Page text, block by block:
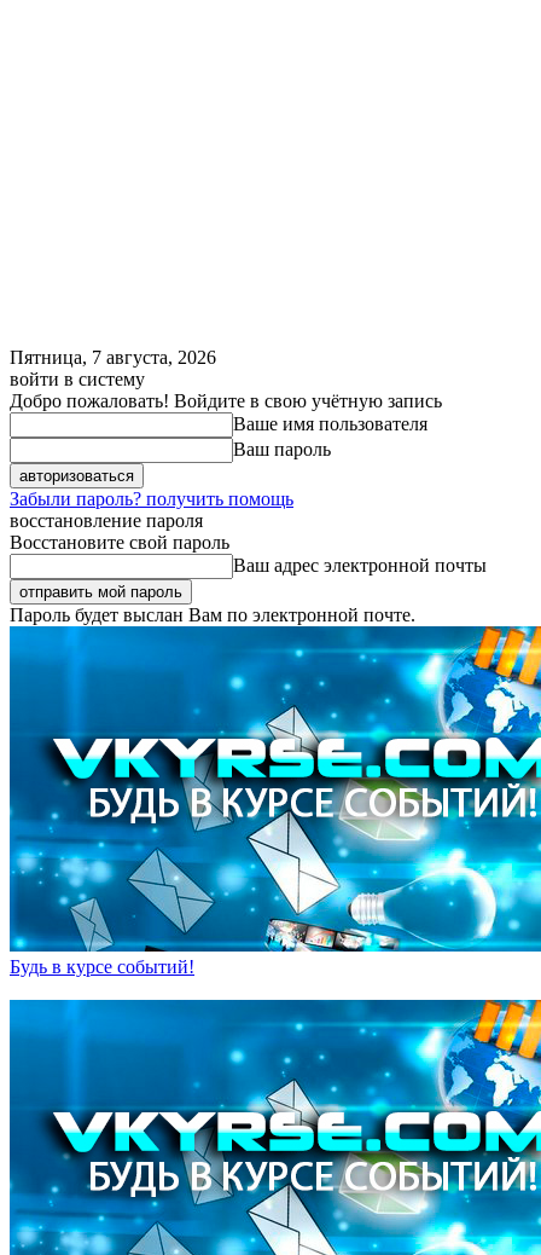
Пятница, 7 августа, 2026
войти в систему
Добро пожаловать! Войдите в свою учётную запись
Ваше имя пользователя
Ваш пароль
Забыли пароль? получить помощь
восстановление пароля
Восстановите свой пароль
Ваш адрес электронной почты
Пароль будет выслан Вам по электронной почте.
Будь в курсе событий!